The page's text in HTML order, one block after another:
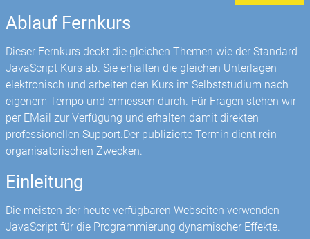
Ablauf Fernkurs
Dieser Fernkurs deckt die gleichen Themen wie der Standard
JavaScript Kurs ab. Sie erhalten die gleichen Unterlagen
elektronisch und arbeiten den Kurs im Selbststudium nach
eigenem Tempo und ermessen durch. Für Fragen stehen wir
per EMail zur Verfügung und erhalten damit direkten
professionellen Support.Der publizierte Termin dient rein
organisatorischen Zwecken.
Einleitung
Die meisten der heute verfügbaren Webseiten verwenden
JavaScript für die Programmierung dynamischer Effekte.